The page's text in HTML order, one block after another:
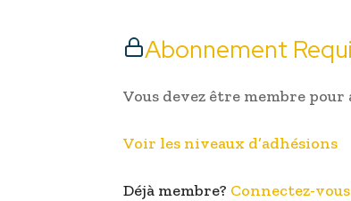
Abonnement
Vous devez être membre pour
Voir les niveaux d’adhésions
Déjà membre? Connectez-